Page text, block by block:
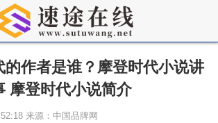
的作者是谁？摩登时代小说讲
摩登时代小说简介
来源：中国品牌网